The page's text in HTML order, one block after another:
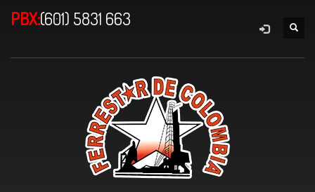
PBX:(601) 5831 663